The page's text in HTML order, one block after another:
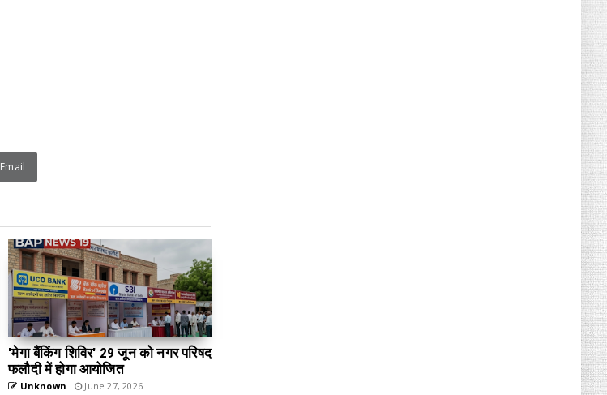
Email
'मेगा बैंकिंग शिविर' 29 जून को नगर परिषद
फलौदी में होगा आयोजित
Unknown June 27, 2026